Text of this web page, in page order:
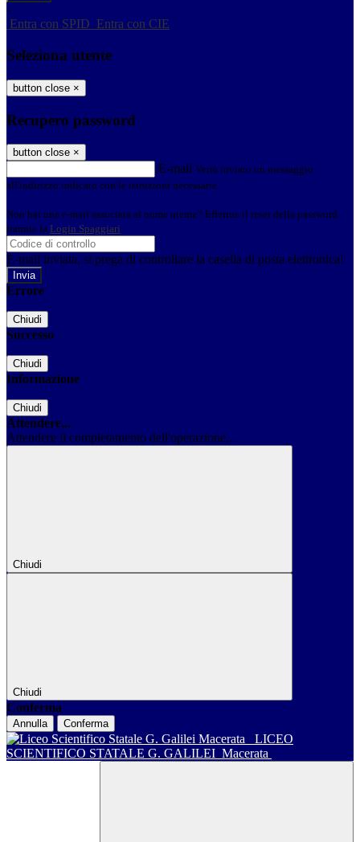
-
Entra con SPID Entra con CIE
Seleziona utente
button close ×
Recupero password
button close ×
E-mail Verrà inviato un messaggio
all'indirizzo indicato con le istruzioni necessarie.
Non hai una e-mail associata al nome utente? Effettua il reset della password
tramite la Login Spaggiari
E-mail inviata, si prega di controllare la casella di posta elettronica!
Errore
Chiudi
Successo
Chiudi
Informazione
Chiudi
Attendere...
Attendere il completamento dell'operazione...
Chiudi
Chiudi
Conferma
Annulla Conferma
LICEO
SCIENTIFICO STATALE G. GALILEI Macerata